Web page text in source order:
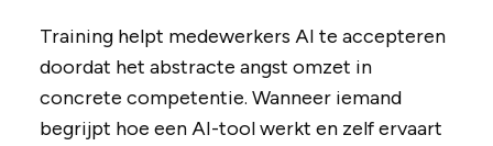
Training helpt medewerkers AI te accepteren
doordat het abstracte angst omzet in
concrete competentie. Wanneer iemand
begrijpt hoe een AI-tool werkt en zelf ervaart